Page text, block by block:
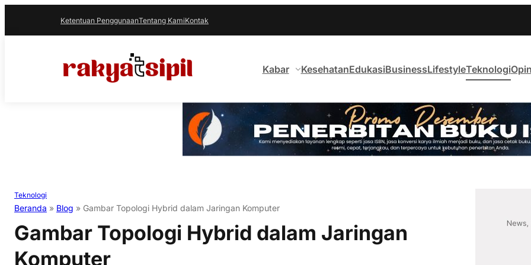
Ketentuan PenggunaanTentang KamiKontak
Kabar KesehatanEdukasiBusinessLifestyleTeknologi
Teknologi
Beranda » Blog » Gambar Topologi Hybrid dalam Jaringan Komputer
Gambar Topologi Hybrid dalam Jaringan
Komputer